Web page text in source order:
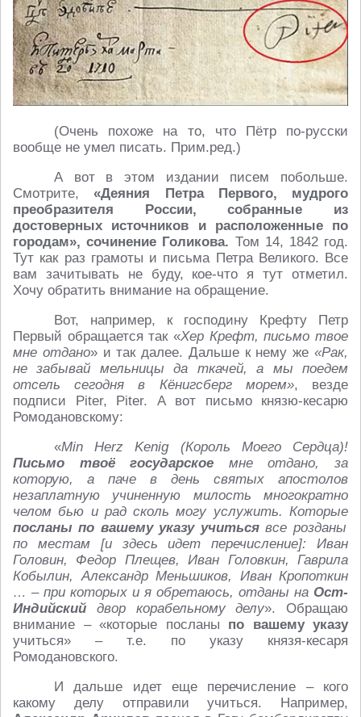
(Очень похоже на то, что Пётр по-русски
вообще не умел писать. Прим.ред.)
А вот в этом издании писем побольше.
Смотрите,«Деяния Петра Первого, мудрого
преобразителя России, собранные из
достоверных источников и расположенные по
городам», сочинение Голикова. Том 14, 1842 год.
Тут как раз грамоты и письма Петра Великого. Все
вам зачитывать не буду, кое-что я тут отметил.
Хочу обратить внимание на обращение.
Вот, например, к господину Крефту Петр
Первый обращается так «Хер Крефт, письмо твое
мне отдано» и так далее. Дальше к нему же«Рак,
не забывай мельницы да ткачей, а мы поедем
отсель сегодня в Кёнигсберг морем», везде
подписи Piter, Piter. А вот письмо князю-кесарю
Ромодановскому:
«Min Herz Kenig (Король Моего Сердца)!
Письмо твоё государское мне отдано, за
которую, а паче в день святых апостолов
незаплатную учиненную милость многократно
челом бью и рад сколь могу услужить. Которые
посланы по вашему указу учитьсявсе розданы
по местам [и здесь идет перечисление]: Иван
Головин, Федор Плещев, Иван Головкин, Гаврила
Кобылин, Александр Меньшиков, Иван Кропоткин
… – при которых и я обретаюсь, отданы на Ост-
Индийский двор корабельному делу». Обращаю
внимание – «которые посланы по вашему указу
учиться» – т.е. по указу князя-кесаря
Ромодановского.
И дальше идет еще перечисление – кого
какому делу отправили учиться. Например,